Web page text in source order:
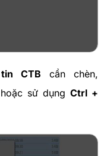
CTB cần chèn,
hoặc sử dụng Ctrl +